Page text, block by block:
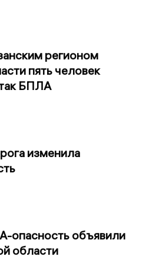
регионом
пять человек
БПЛА
изменила
опасность объявили
области